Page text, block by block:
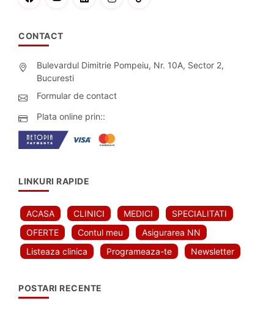
CONTACT
Bulevardul Dimitrie Pompeiu, Nr. 10A, Sector 2,
Bucuresti
Formular de contact
Plata online prin::
LINKURI RAPIDE
ACASA CLINICI MEDICI
SPECIALITATI
OFERTE
Contul meu
Asigurarea NN
Listeaza clinica
Programeaza-te Newsletter
POSTARI RECENTE